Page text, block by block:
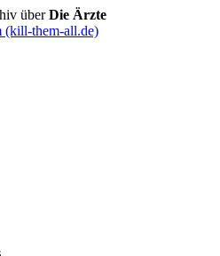
überDie Ärzte
(kill-them-all.de)